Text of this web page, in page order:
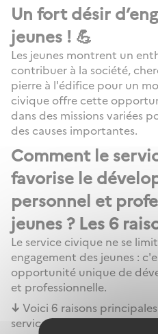
Un fort désir
jeunes ! 💪
Les jeunes montrent un
contribuer à la société,
pierre à l'édifice pour un
civique offre cette
dans des missions variées
des causes importantes.
Comment le
favorise le
personnel et
jeunes ? Les 6
Le service civique ne se
engagement des jeunes :
opportunité unique de
et professionnelle.
↓ Voici 6 raisons
service civique :